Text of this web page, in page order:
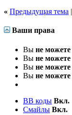
« Предыдущая тема |
Ваши права
Вы не можете
Вы не можете
Вы не можете
Вы не можете
BB коды Вкл.
Смайлы Вкл.